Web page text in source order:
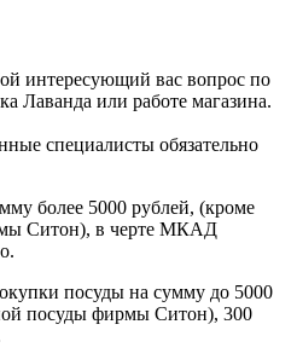
интересующий вас вопрос по
Лаванда или работе магазина.
специалисты обязательно
более 5000 рублей, (кроме
Ситон), в черте МКАД
посуды на сумму до 5000
посуды фирмы Ситон), 300